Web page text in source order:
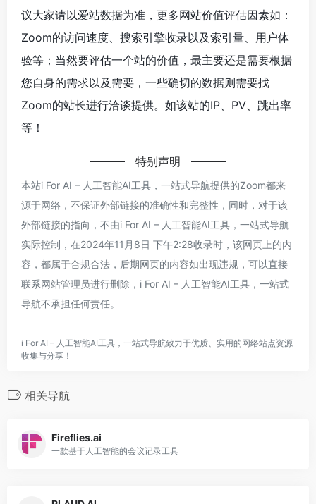
议大家请以爱站数据为准，更多网站价值评估因素如：
Zoom的访问速度、搜索引擎收录以及索引量、用户体
验等；当然要评估一个站的价值，最主要还是需要根据
您自身的需求以及需要，一些确切的数据则需要找
Zoom的站长进行洽谈提供。如该站的IP、PV、跳出率
等！
特别声明
本站i For AI – 人工智能AI工具，一站式导航提供的Zoom都来
源于网络，不保证外部链接的准确性和完整性，同时，对于该
外部链接的指向，不由i For AI – 人工智能AI工具，一站式导航
实际控制，在2024年11月8日 下午2:28收录时，该网页上的内
容，都属于合规合法，后期网页的内容如出现违规，可以直接
联系网站管理员进行删除，i For AI – 人工智能AI工具，一站式
导航不承担任何责任。
i For AI – 人工智能AI工具，一站式导航致力于优质、实用的网络站点资源
收集与分享！
相关导航
Fireflies.ai
一款基于人工智能的会议记录工具